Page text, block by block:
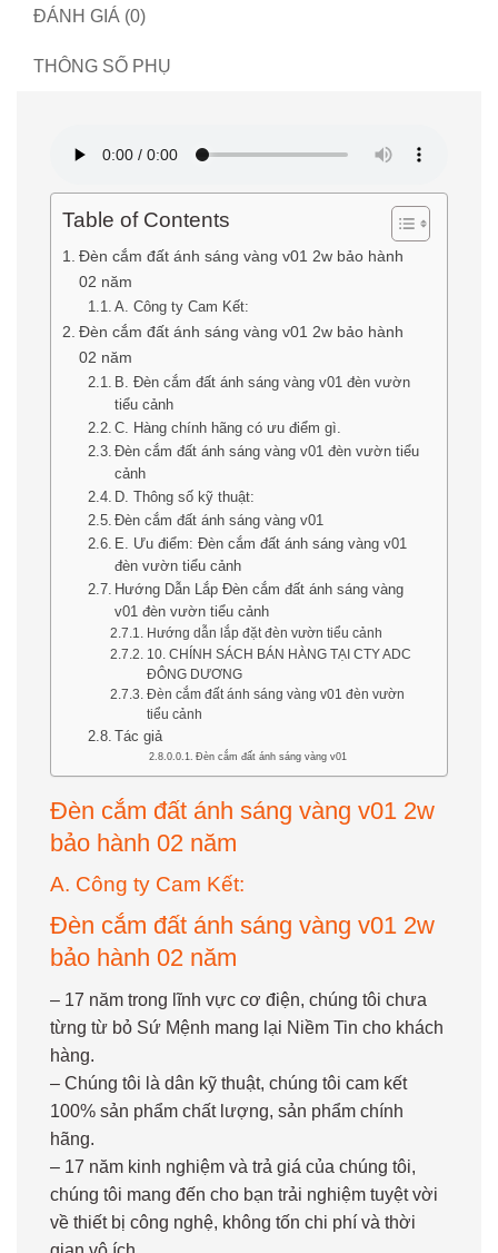
ĐÁNH GIÁ (0)
THÔNG SỐ PHỤ
Table of Contents
Đèn cắm đất ánh sáng vàng v01 2w bảo hành
02 năm
A. Công ty Cam Kết:
Đèn cắm đất ánh sáng vàng v01 2w bảo hành
02 năm
B. Đèn cắm đất ánh sáng vàng v01 đèn vườn
tiểu cảnh
C. Hàng chính hãng có ưu điểm gì.
Đèn cắm đất ánh sáng vàng v01 đèn vườn tiểu
cảnh
D. Thông số kỹ thuật:
Đèn cắm đất ánh sáng vàng v01
E. Ưu điểm: Đèn cắm đất ánh sáng vàng v01
đèn vườn tiểu cảnh
Hướng Dẫn Lắp Đèn cắm đất ánh sáng vàng
v01 đèn vườn tiểu cảnh
Hướng dẫn lắp đặt đèn vườn tiểu cảnh
10. CHÍNH SÁCH BÁN HÀNG TẠI CTY ADC
ĐÔNG DƯƠNG
Đèn cắm đất ánh sáng vàng v01 đèn vườn
tiểu cảnh
Tác giả
Đèn cắm đất ánh sáng vàng v01
Đèn cắm đất ánh sáng vàng v01 2w
bảo hành 02 năm
A. Công ty Cam Kết:
Đèn cắm đất ánh sáng vàng v01 2w
bảo hành 02 năm
– 17 năm trong lĩnh vực cơ điện, chúng tôi chưa
từng từ bỏ Sứ Mệnh mang lại Niềm Tin cho khách
hàng.
– Chúng tôi là dân kỹ thuật, chúng tôi cam kết
100% sản phẩm chất lượng, sản phẩm chính
hãng.
– 17 năm kinh nghiệm và trả giá của chúng tôi,
chúng tôi mang đến cho bạn trải nghiệm tuyệt vời
về thiết bị công nghệ, không tốn chi phí và thời